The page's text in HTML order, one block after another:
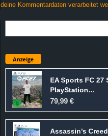
deine Kommentardaten verarbeitet
Anzeige
EA Sports FC
PlayStation...
79,99 €
Assassin’s